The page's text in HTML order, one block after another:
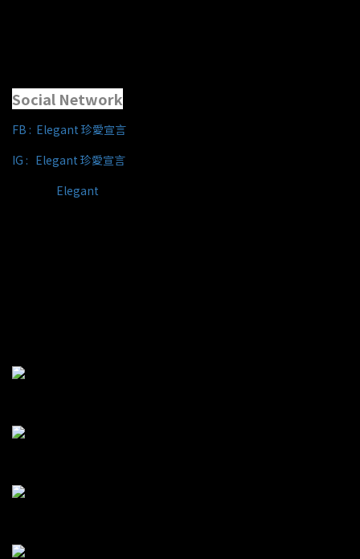
Social Network
FB : Elegant 珍愛宣言
IG : Elegant 珍愛宣言
Elegant